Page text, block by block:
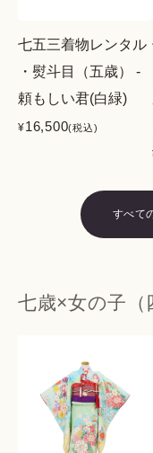
七五三着物レンタル
・熨斗目（五歳） -
頼もしい君(白緑)
¥16,500(税込)
すべて
七歳×女の子（